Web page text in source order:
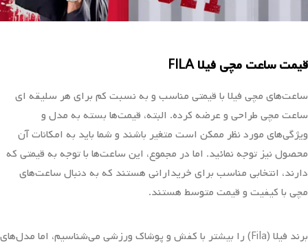
قیمت ساعت مچی فیلا FILA
ساعت‌های مچی فیلا با قیمتی مناسب و به نسبت کم برای هر سلیقه ای
ساعت مچی طراحی و عرضه کرده. البته، قیمت‌ها بسته به مدل و
ویژگی‌های مورد نظر ممکن است متغیر باشند و شما باید به امکانات آن
محصول نیز توجه نمائید. اما در مجموع، این ساعت‌ها با توجه به قیمتی که
دارند، انتخابی مناسب برای خریدارانی هستند که به دنبال ساعت‌های
مچی با کیفیت و قیمت متوسط هستند.
برند فیلا (Fila) را بیشتر با کفش و پوشاک ورزشی می‌شناسیم، اما مدل‌های